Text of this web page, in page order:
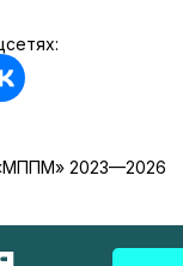
2023—2026